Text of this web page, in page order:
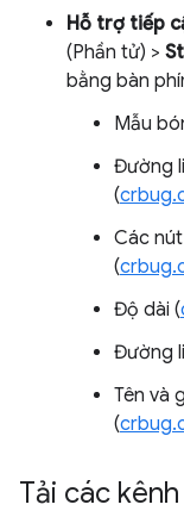
Hỗ trợ tiếp
(Phần tử) >
bằng bàn
Mẫu
Đường
(
Các
(
Độ dài (
Đường
Tên và
(
Tải các